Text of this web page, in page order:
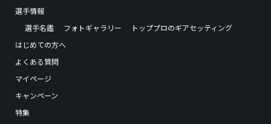
選手情報
選手名鑑
フォトギャラリー
トッププロのギアセッティング
はじめての方へ
よくある質問
マイページ
キャンペーン
特集